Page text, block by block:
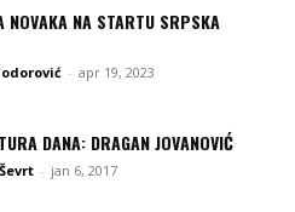
NOVAKA NA STARTU SRPSKA
- apr 19, 2023
DANA: DRAGAN JOVANOVIĆ
- jan 6, 2017